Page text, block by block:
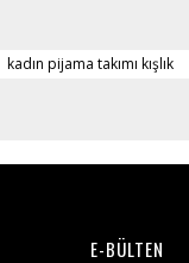
kadın pijama takımı kışlık
E-BÜLTEN